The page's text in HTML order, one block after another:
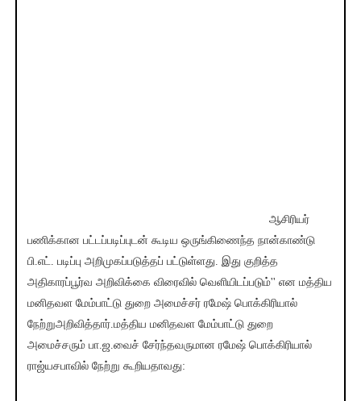
ஆசிரியர்
பணிக்கான பட்டப்படிப்புடன் கூடிய ஒருங்கிணைந்த நான்காண்டு
பி.எட். படிப்பு அறிமுகப்படுத்தப் பட்டுள்ளது. இது குறித்த
அதிகாரப்பூர்வ அறிவிக்கை விரைவில் வெளியிடப்படும்'' என மத்திய
மனிதவள மேம்பாட்டு துறை அமைச்சர் ரமேஷ் பொக்கிரியால்
நேற்றுஅறிவித்தார்.மத்திய மனிதவள மேம்பாட்டு துறை
அமைச்சரும் பா.ஜ.வைச் சேர்ந்தவருமான ரமேஷ் பொக்கிரியால்
ராஜ்யசபாவில் நேற்று கூறியதாவது: